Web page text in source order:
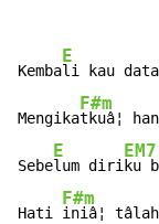
Kemba
E
li kau
Mengika
F#m
tkuâ¦
Sebe
E
lum diri
EM7
ku
Hati
F#m
iniâ¦